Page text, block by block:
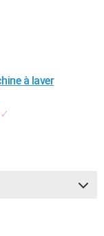
à laver
✓